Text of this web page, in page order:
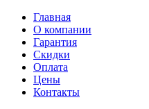
Главная
О компании
Гарантия
Скидки
Оплата
Цены
Контакты